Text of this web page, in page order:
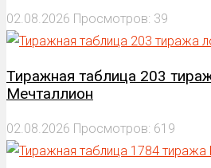
02.08.2026 Просмотров: 39
Тиражная таблица 203
Мечталлион
02.08.2026 Просмотров: 619